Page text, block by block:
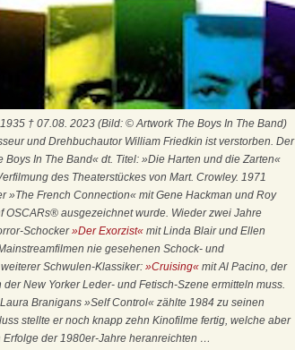
† 07.08. 2023 (Bild: © Artwork The Boys In The Band)
und Drehbuchautor William Friedkin ist verstorben. Der
Boys In The Band« dt. Titel: »Die Harten und die Zarten«
des Theaterstückes von Mart. Crowley. 1971
»The French Connection« mit Gene Hackman und Roy
OSCARs® ausgezeichnet wurde. Wieder zwei Jahre
Schocker»Der Exorzist« mit Linda Blair und Ellen
nie gesehenen Schock- und
Schwulen-Klassiker: »Cruising« mit Al Pacino, der
New Yorker Leder- und Fetisch-Szene ermitteln muss.
Branigans »Self Control« zählte 1984 zu seinen
stellte er noch knapp zehn Kinofilme fertig, welche aber
Erfolge der 1980er-Jahre heranreichten …